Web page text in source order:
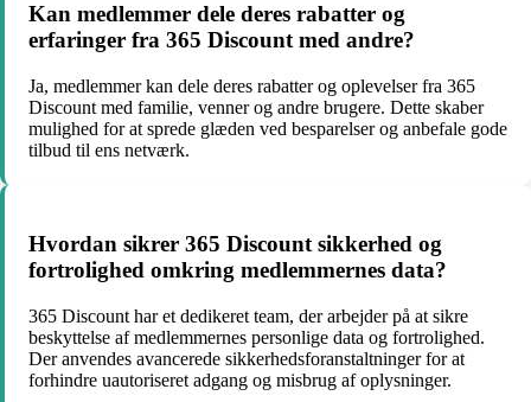
Kan medlemmer dele deres rabatter og
erfaringer fra 365 Discount med andre?
Ja, medlemmer kan dele deres rabatter og oplevelser fra 365
Discount med familie, venner og andre brugere. Dette skaber
mulighed for at sprede glæden ved besparelser og anbefale gode
tilbud til ens netværk.
Hvordan sikrer 365 Discount sikkerhed og
fortrolighed omkring medlemmernes data?
365 Discount har et dedikeret team, der arbejder på at sikre
beskyttelse af medlemmernes personlige data og fortrolighed.
Der anvendes avancerede sikkerhedsforanstaltninger for at
forhindre uautoriseret adgang og misbrug af oplysninger.